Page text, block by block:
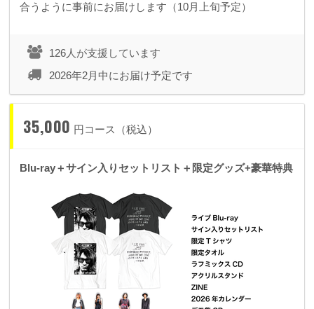
合うように事前にお届けします（10月上旬予定）
126人が支援しています
2026年2月中にお届け予定です
35,000 円コース（税込）
Blu-ray＋サイン入りセットリスト＋限定グッズ+豪華特典